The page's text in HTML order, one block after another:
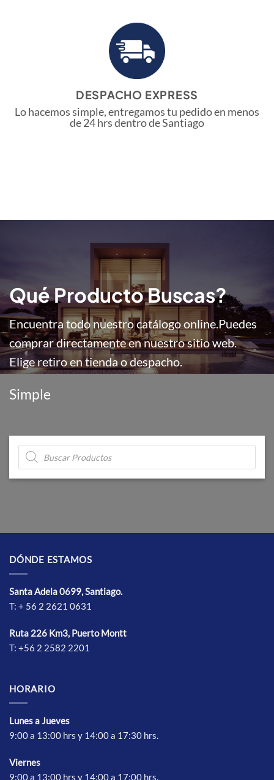
DESPACHO EXPRESS
Lo hacemos simple, entregamos tu pedido en menos
de 24 hrs dentro de Santiago
Qué Producto Buscas?
Encuentra todo nuestro catálogo online. Puedes
comprar directamente en nuestro sitio web.
Elige retiro en tienda o despacho.
Simple
Búsqueda
de
productos
DÓNDE ESTAMOS
Santa Adela 0699, Santiago.
T: + 56 2 2621 0631
Ruta 226 Km3, Puerto Montt
T: +56 2 2582 2201
HORARIO
Lunes a Jueves
9:00 a 13:00 hrs y 14:00 a 17:30 hrs.
Viernes
9:00 a 13:00 hrs y 14:00 a 17:00 hrs.